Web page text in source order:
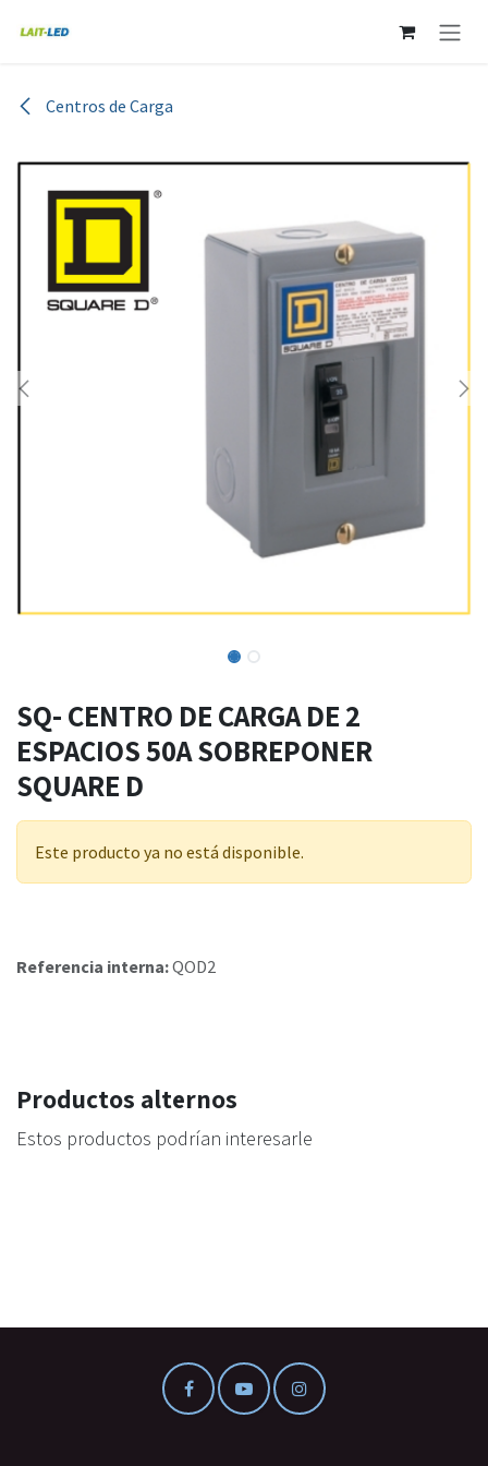
Centros de Carga
SQ- CENTRO DE CARGA DE 2
ESPACIOS 50A SOBREPONER
SQUARE D
Este producto ya no está disponible.
Referencia interna:QOD2
Productos alternos
Estos productos podrían interesarle